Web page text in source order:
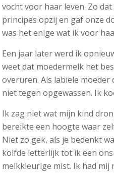
vocht voor haar leven. Zo
principes opzij en gaf onze
was het enige wat ik voor
Een jaar later werd ik
weet dat moedermelk het
overuren. Als labiele
niet tegen opgewassen. Ik
Ik zag niet wat mijn kind
bereikte een hoogte waar
Niet zo gek, als je bedenkt
kolfde letterlijk tot ik een
melkkleurige mist. Ik had mij